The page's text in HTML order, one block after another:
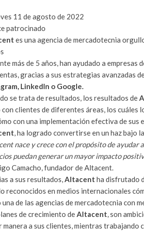
11 de agosto de 2022
patrocinado
es una agencia de mercadotecnia
más de 5 años, han ayudado a empresas
gracias a sus estrategias avanzadas
LinkedIn o Google.
se trata de resultados, los resultados de
clientes de diferentes áreas, los cuáles
con una implementación efectiva de
, ha logrado convertirse en un haz bajo
nace y crece con el propósito de ayudar
puedan generar un mayor impacto
Camacho, fundador de Altacent.
a sus resultados,Altacent ha disfrutado
reconocidos en medios internacionales
una de las agencias de mercadotecnia con
de crecimiento deAltacent, son
manera a sus clientes, mientras trabajando